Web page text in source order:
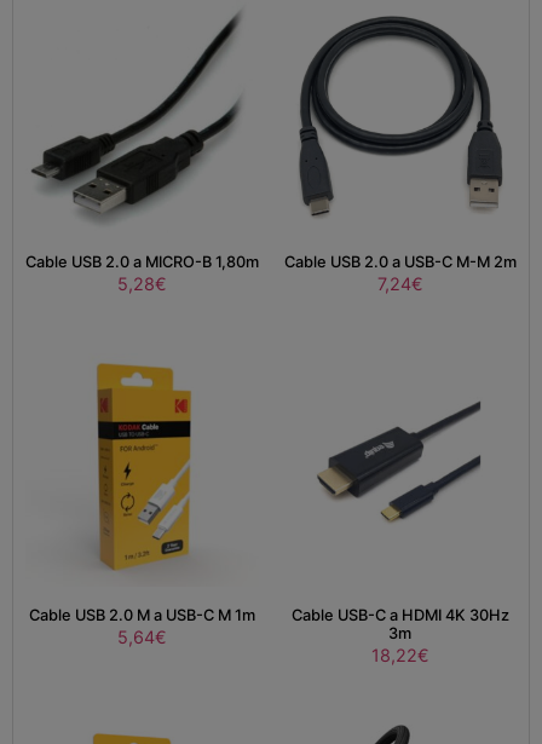
Cable USB 2.0 a MICRO-B 1,80m
5,28€
Cable USB 2.0 a USB-C M-M 2m
7,24€
Cable USB 2.0 M a USB-C M 1m
5,64€
Cable USB-C a HDMI 4K 30Hz
3m
18,22€